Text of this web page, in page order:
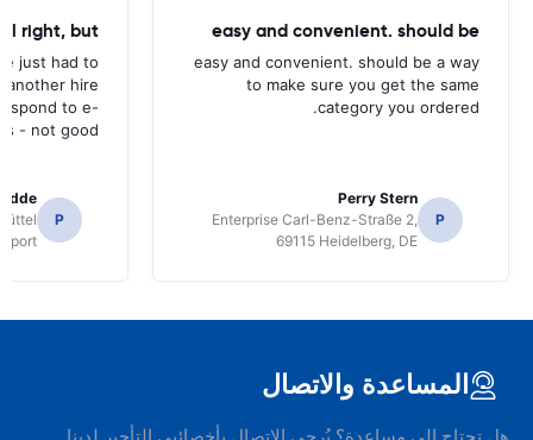
easy and convenient. should be
easy and convenient. should be a way
to make sure you get the same
category you ordered.
P
Perry Stern
Enterprise Carl-Benz-Straße 2,
69115 Heidelberg, DE
right, but
just had to
another hire
to e-
- not good.
P
المساعدة والاتصال